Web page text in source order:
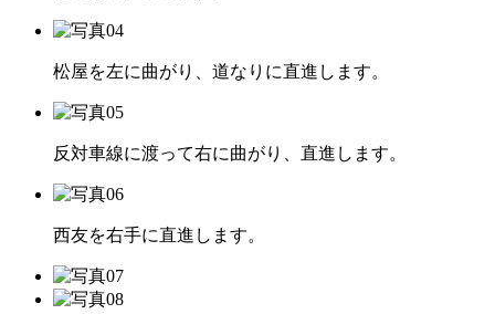
松屋を左に曲がり、道なりに直進します。
反対車線に渡って右に曲がり、直進します。
西友を右手に直進します。